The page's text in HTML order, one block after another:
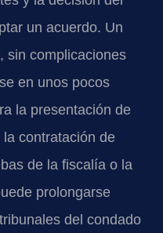
un acuerdo. Un
sin complicaciones
en unos pocos
la presentación de
contratación de
de la fiscalía o la
prolongarse
del condado